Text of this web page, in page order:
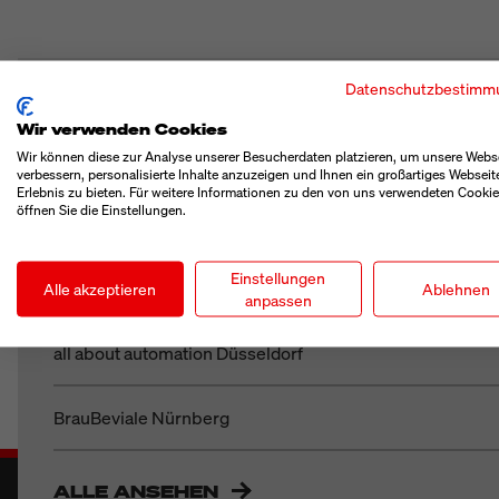
MESSEN /
Parcel+Post Expo London
Motek Stuttgart
all about automation Düsseldorf
BrauBeviale Nürnberg
ALLE ANSEHEN
Wir verwenden Cookies
Wir können diese zur Analyse unserer Besucherdaten platzieren, um unsere
verbessern, personalisierte Inhalte anzuzeigen und Ihnen ein großartiges
Erlebnis zu bieten. Für weitere Informationen zu den von uns verwendeten
öffnen Sie die Einstellungen.
Alle akzeptieren
Einstellungen
anpassen
Ablehnen